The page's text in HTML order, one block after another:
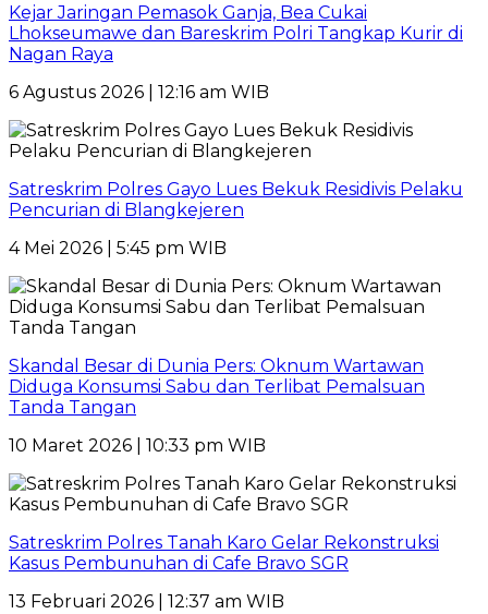
Kejar Jaringan Pemasok Ganja, Bea Cukai
Lhokseumawe dan Bareskrim Polri Tangkap Kurir di
Nagan Raya
6 Agustus 2026 | 12:16 am WIB
Satreskrim Polres Gayo Lues Bekuk Residivis Pelaku
Pencurian di Blangkejeren
4 Mei 2026 | 5:45 pm WIB
Skandal Besar di Dunia Pers: Oknum Wartawan
Diduga Konsumsi Sabu dan Terlibat Pemalsuan
Tanda Tangan
10 Maret 2026 | 10:33 pm WIB
Satreskrim Polres Tanah Karo Gelar Rekonstruksi
Kasus Pembunuhan di Cafe Bravo SGR
13 Februari 2026 | 12:37 am WIB